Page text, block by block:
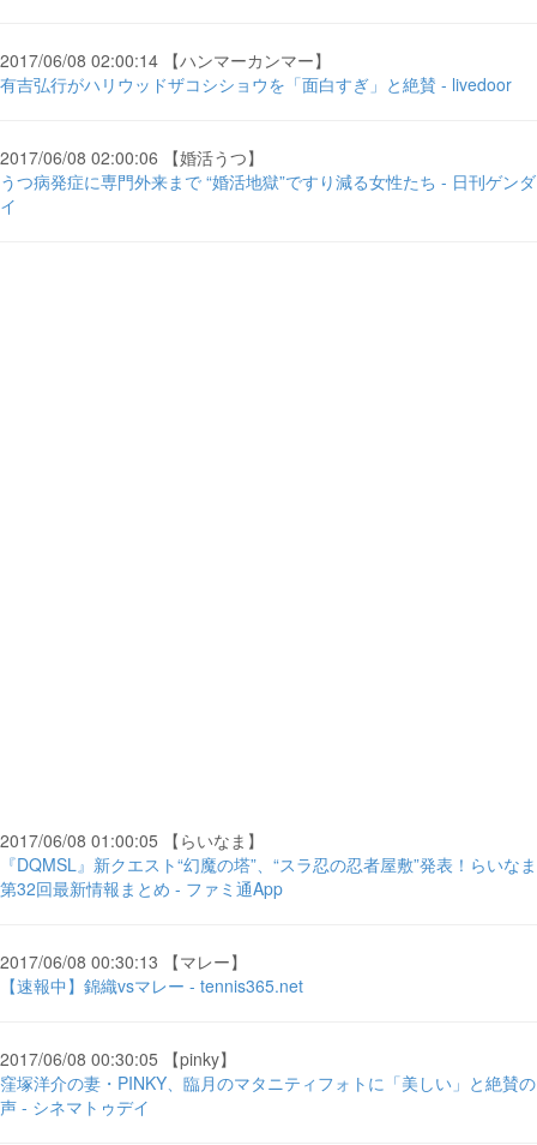
2017/06/08 02:00:14 【ハンマーカンマー】
有吉弘行がハリウッドザコシショウを「面白すぎ」と絶賛 - livedoor
2017/06/08 02:00:06 【婚活うつ】
うつ病発症に専門外来まで “婚活地獄”ですり減る女性たち - 日刊ゲンダ
イ
2017/06/08 01:00:05 【らいなま】
『DQMSL』新クエスト“幻魔の塔”、“スラ忍の忍者屋敷”発表！らいなま
第32回最新情報まとめ - ファミ通App
2017/06/08 00:30:13 【マレー】
【速報中】錦織vsマレー - tennis365.net
2017/06/08 00:30:05 【pinky】
窪塚洋介の妻・PINKY、臨月のマタニティフォトに「美しい」と絶賛の
声 - シネマトゥデイ